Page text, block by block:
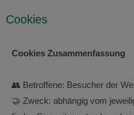
Cookies
Cookies Zusammenfassung
👥 Betroffene: Besucher der
🤝 Zweck: abhängig vom